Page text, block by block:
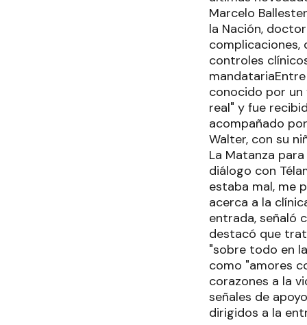
Marcelo
la Nación,
complicaciones,
controles
conocido por un
real" y fue
acompañado
Walter, con su
La Matanza
diálogo con
estaba mal, me
acerca a la
entrada, señaló
destacó que
"sobre todo en
como "amores
corazones a la
señales de
dirigidos a la